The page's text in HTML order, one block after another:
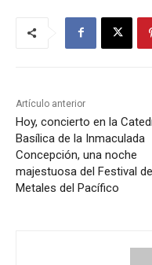
Artículo anterior
Hoy, concierto en la
Basílica de la Inmaculada
Concepción, una noche
majestuosa del Festival de
Metales del Pacífico